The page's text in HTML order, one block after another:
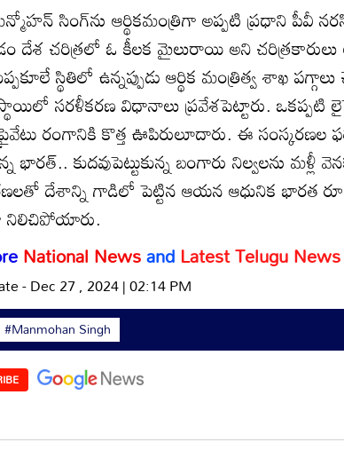
సింగ్‌ను ఆర్థికమంత్రిగా అప్పటి ప్రధాని పీవీ
చరిత్రలో ఓ కీలక మైలురాయి అని చరిత్రకారులు
స్థితిలో ఉన్నప్పుడు ఆర్థిక మంత్రిత్వ శాఖ
సరళీకరణ విధానాలు ప్రవేశపెట్టారు. ఒకప్పటి
రంగానికి కొత్త ఊపిరులూదారు. ఈ సంస్కరణల
భారత్.. కుదవుపెట్టుకున్న బంగారు నిల్వలను మళ్లీ
దేశాన్ని గాడిలో పెట్టిన ఆయన ఆధునిక భారత
National Newsand Latest Telugu News
- Dec 27 , 2024 | 02:14 PM
#Manmohan Singh